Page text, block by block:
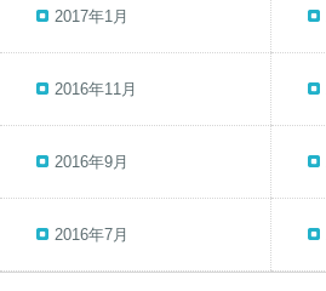
2017年1月
2016年11月
2016年9月
2016年7月